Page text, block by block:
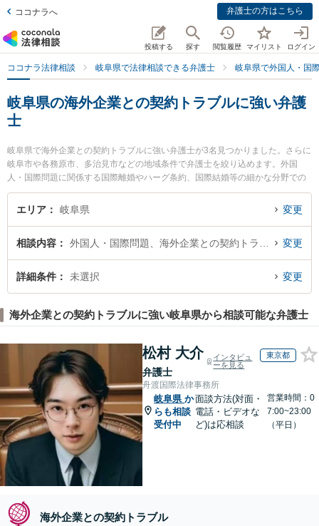
ココナラへ 弁護士の方はこちら
投稿する 探す 閲覧履歴 マイリスト ログイン
ココナラ法律相談 岐阜県で法律相談できる弁護士 岐阜県で外国人・国
岐阜県の海外企業との契約トラブルに強い弁護
士
岐阜県で海外企業との契約トラブルに強い弁護士が3名見つかりました。さらに
岐阜市や各務原市、多治見市などの地域条件で弁護士を絞り込めます。外国
人・国際問題に関係する国際離婚やハーグ条約、国際結婚等の細かな分野での
絞り込み検索もでき便利です。特にパーク法律事務所の安藤 友美弁護士や林寛
太郎法律事務所の林 寛太郎弁護士、見田村法律事務所の見田村 勇磨弁護士のプ
談したい』『海外企業との契約トラブルのトラブル解決の実績豊富な近くの弁
護士を検索したい』『初回相談無料で海外企業との契約トラブルを法律相談で
きる岐阜県内の弁護士に相談予約したい』などでお困りの相談者さんにおすす
エリア 岐阜県 変更
相談内容 変更
詳細条件 未選択 変更
海外企業との契約トラブルに強い岐阜県から相談可能な弁護士
松村 大介
弁護士
インタビュ
ーを見る
東京都
舟渡国際法律事務所
岐阜県 か
らも相談
受付中
面談方法(対面・
電話・ビデオな
ど)は応相談
営業時間：0
7:00~23:00
（平日）
海外企業との契約トラブル